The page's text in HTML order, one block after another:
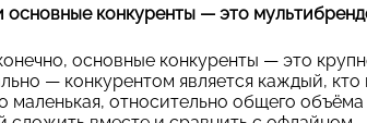
основные конкуренты — это
основные конкуренты — это
— конкурентом является каждый,
маленькая, относительно общего